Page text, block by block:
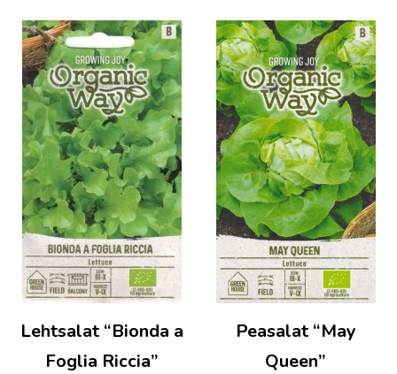
Lehtsalat “Bionda a
Foglia Riccia”
Peasalat “May
Queen”